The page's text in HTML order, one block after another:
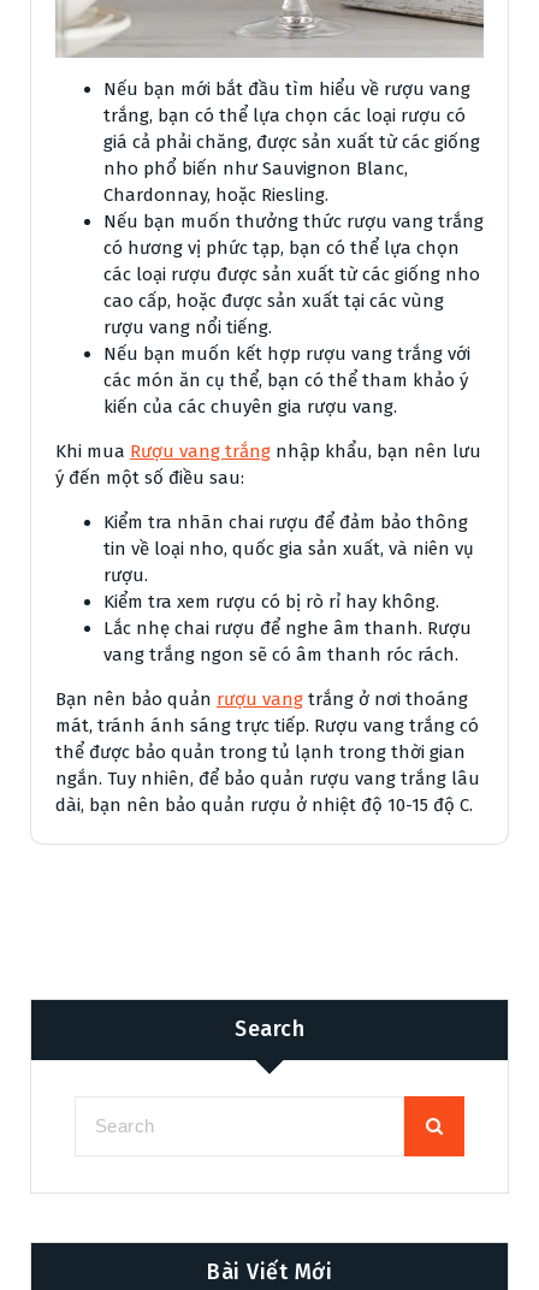
Nếu bạn mới bắt đầu tìm hiểu về rượu vang
trắng, bạn có thể lựa chọn các loại rượu có
giá cả phải chăng, được sản xuất từ các giống
nho phổ biến như Sauvignon Blanc,
Chardonnay, hoặc Riesling.
Nếu bạn muốn thưởng thức rượu vang trắng
có hương vị phức tạp, bạn có thể lựa chọn
các loại rượu được sản xuất từ các giống nho
cao cấp, hoặc được sản xuất tại các vùng
rượu vang nổi tiếng.
Nếu bạn muốn kết hợp rượu vang trắng với
các món ăn cụ thể, bạn có thể tham khảo ý
kiến của các chuyên gia rượu vang.
Khi mua Rượu vang trắng nhập khẩu, bạn nên lưu
ý đến một số điều sau:
Kiểm tra nhãn chai rượu để đảm bảo thông
tin về loại nho, quốc gia sản xuất, và niên vụ
rượu.
Kiểm tra xem rượu có bị rò rỉ hay không.
Lắc nhẹ chai rượu để nghe âm thanh. Rượu
vang trắng ngon sẽ có âm thanh róc rách.
Bạn nên bảo quản rượu vang trắng ở nơi thoáng
mát, tránh ánh sáng trực tiếp. Rượu vang trắng có
thể được bảo quản trong tủ lạnh trong thời gian
ngắn. Tuy nhiên, để bảo quản rượu vang trắng lâu
dài, bạn nên bảo quản rượu ở nhiệt độ 10-15 độ C.
Search
Bài Viết Mới